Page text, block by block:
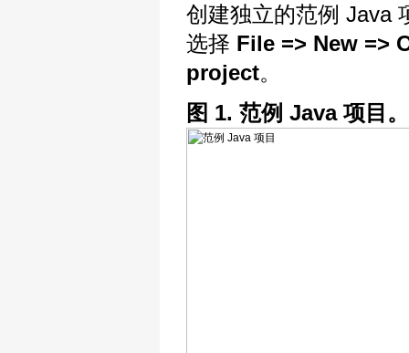
创建独立的范例 Java
选择 File => New =>
project。
图 1. 范例 Java 项目。